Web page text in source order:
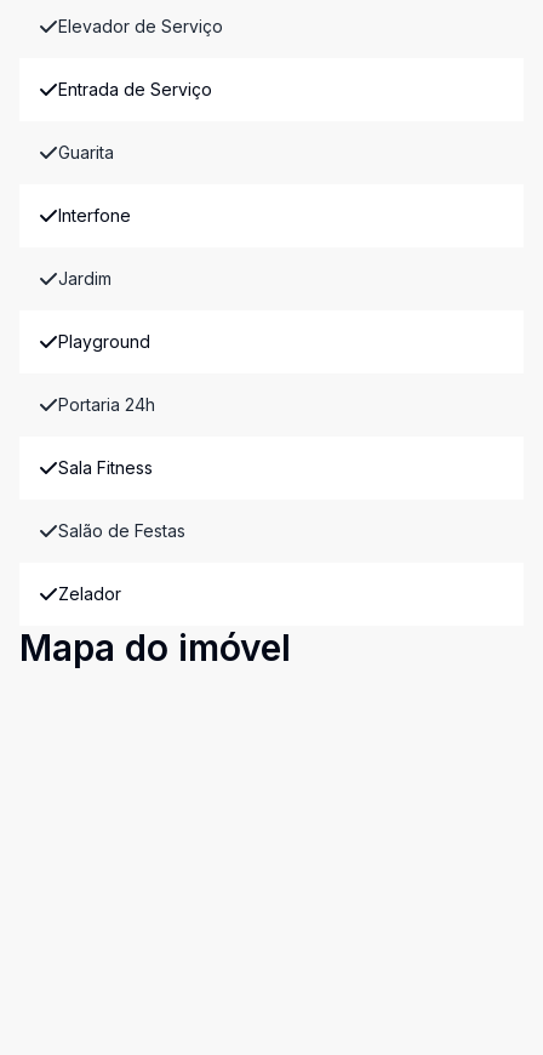
Elevador de Serviço
Entrada de Serviço
Guarita
Interfone
Jardim
Playground
Portaria 24h
Sala Fitness
Salão de Festas
Zelador
Mapa do imóvel